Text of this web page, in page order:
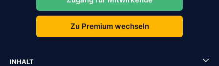
Zu Premium wechseln
INHALT